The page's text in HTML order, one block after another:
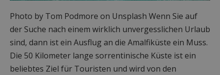
Photo by Tom Podmore on Unsplash Wenn Sie auf
der Suche nach einem wirklich unvergesslichen Urlaub
sind, dann ist ein Ausflug an die Amalfiküste ein Muss.
Die 50 Kilometer lange sorrentinische Küste ist ein
beliebtes Ziel für Touristen und wird von den